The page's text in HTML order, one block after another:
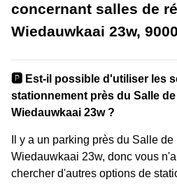
concernant salles de
Wiedauwkaai 23w,
🅿️ Est-il possible d'utiliser les
stationnement près du Salle
Wiedauwkaai 23w ?
Il y a un parking près du Salle
Wiedauwkaai 23w, donc vous
chercher d'autres options de